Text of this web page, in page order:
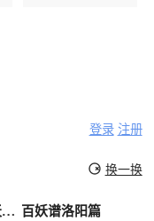
登录 注册
换一换
入职殡仪馆第一天我犯了第五条禁忌 百妖谱洛阳篇